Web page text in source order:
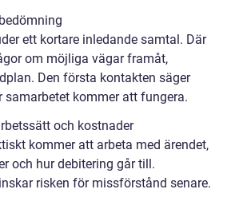
ett kortare inledande samtal. Där
om möjliga vägar framåt,
Den första kontakten säger
kommer att fungera.
och kostnader
kommer att arbeta med ärendet,
och hur debitering går till.
risken för missförstånd senare.